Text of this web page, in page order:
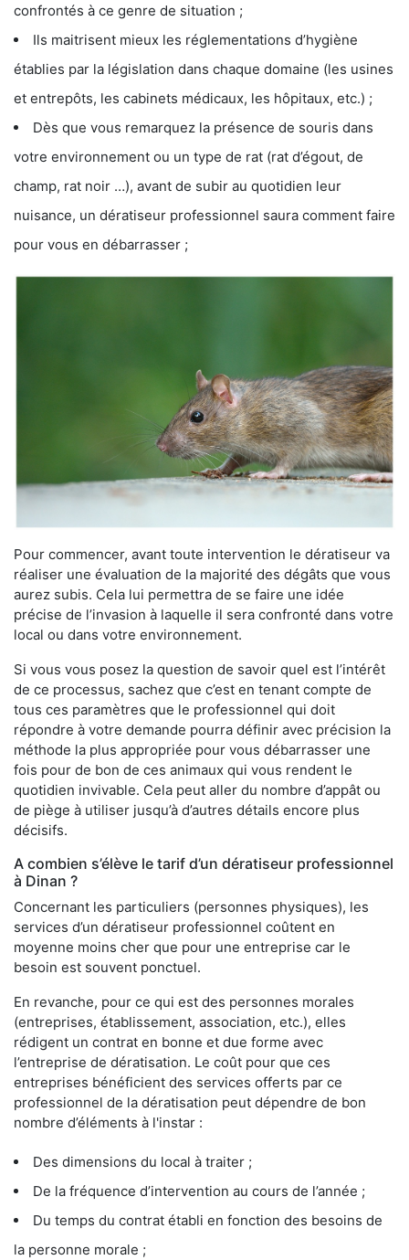
confrontés à ce genre de situation ;
Ils maitrisent mieux les réglementations d’hygiène
établies par la législation dans chaque domaine (les usines
et entrepôts, les cabinets médicaux, les hôpitaux, etc.) ;
Dès que vous remarquez la présence de souris dans
votre environnement ou un type de rat (rat d’égout, de
champ, rat noir …), avant de subir au quotidien leur
nuisance, un dératiseur professionnel saura comment faire
pour vous en débarrasser ;
Pour commencer, avant toute intervention le dératiseur va
réaliser une évaluation de la majorité des dégâts que vous
aurez subis. Cela lui permettra de se faire une idée
précise de l’invasion à laquelle il sera confronté dans votre
local ou dans votre environnement.
Si vous vous posez la question de savoir quel est l’intérêt
de ce processus, sachez que c’est en tenant compte de
tous ces paramètres que le professionnel qui doit
répondre à votre demande pourra définir avec précision la
méthode la plus appropriée pour vous débarrasser une
fois pour de bon de ces animaux qui vous rendent le
quotidien invivable. Cela peut aller du nombre d’appât ou
de piège à utiliser jusqu’à d’autres détails encore plus
décisifs.
A combien s’élève le tarif d’un dératiseur professionnel
à Dinan ?
Concernant les particuliers (personnes physiques), les
services d’un dératiseur professionnel coûtent en
moyenne moins cher que pour une entreprise car le
besoin est souvent ponctuel.
En revanche, pour ce qui est des personnes morales
(entreprises, établissement, association, etc.), elles
rédigent un contrat en bonne et due forme avec
l’entreprise de dératisation. Le coût pour que ces
entreprises bénéficient des services offerts par ce
professionnel de la dératisation peut dépendre de bon
nombre d’éléments à l'instar :
Des dimensions du local à traiter ;
De la fréquence d’intervention au cours de l’année ;
Du temps du contrat établi en fonction des besoins de
la personne morale ;